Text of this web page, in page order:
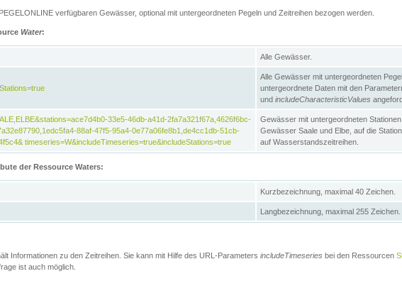
verfügbaren Gewässer, optional mit untergeordneten Pegeln und Zeitreihen bezogen werden.
Water:
Alle Gewässer.
Alle Gewässer mit untergeordneten
untergeordnete Daten mit den
und includeCharacteristicValues
33e5-46db-a41d-2fa7a321f67a,4626f6bc-
88af-47f5-95a4-0e77a06fe8b1,de4cc1db-51cb-
timeseries=W&includeTimeseries=true&includeStations=true
Gewässer mit untergeordneten
Gewässer Saale und Elbe, auf die
auf Wasserstandszeitreihen.
der Ressource Waters:
Kurzbezeichnung, maximal 40 Zeichen.
Langbezeichnung, maximal 255 Zeichen.
Informationen zu den Zeitreihen. Sie kann mit Hilfe des URL-Parameters includeTimeseries bei den Ressourcen
ist auch möglich.